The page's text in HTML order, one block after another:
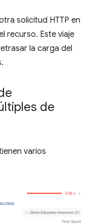
solicitud HTTP en
recurso. Este viaje
la carga del
de
varios